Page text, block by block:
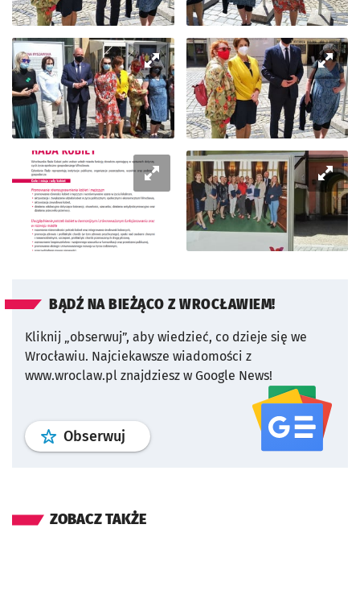
BĄDŹ NA BIEŻĄCO Z WROCŁAWIEM!
Kliknij „obserwuj”, aby wiedzieć, co dzieje się we
Wrocławiu. Najciekawsze wiadomości z
www.wroclaw.pl znajdziesz w Google News!
Obserwuj profil serwisu
ZOBACZ TAKŻE